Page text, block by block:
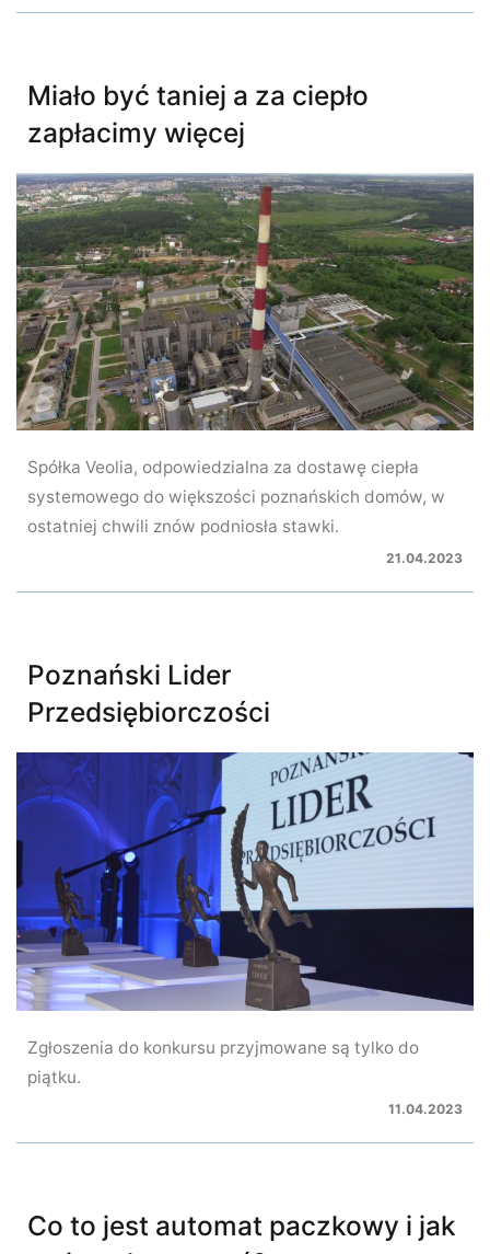
Miało być taniej a za ciepło
zapłacimy więcej
Spółka Veolia, odpowiedzialna za dostawę ciepła
systemowego do większości poznańskich domów, w
ostatniej chwili znów podniosła stawki.
21.04.2023
Poznański Lider
Przedsiębiorczości
Zgłoszenia do konkursu przyjmowane są tylko do
piątku.
11.04.2023
Co to jest automat paczkowy i jak